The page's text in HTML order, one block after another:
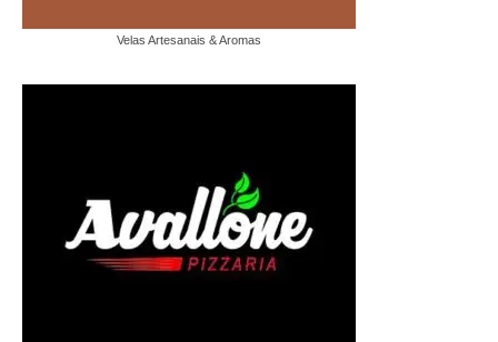
Velas Artesanais & Aromas